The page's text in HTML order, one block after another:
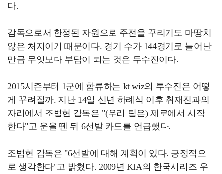
다.
감독으로서 한정된 자원으로 주전을 꾸리기도 마땅치
않은 처지이기 때문이다. 경기 수가 144경기로 늘어난
만큼 무엇보다 부담이 되는 것은 투수진이다.
2015시즌부터 1군에 합류하는 kt wiz의 투수진은 어떻
게 꾸려질까. 지난 14일 신년 하례식 이후 취재진과의
자리에서 조범현 감독은 "(우리 팀은) 제로에서 시작
한다"고 운을 뗀 뒤 6선발 카드를 언급했다.
조범현 감독은 "6선발에 대해 계획이 있다. 긍정적으
로 생각한다"고 밝혔다. 2009년 KIA의 한국시리즈 우